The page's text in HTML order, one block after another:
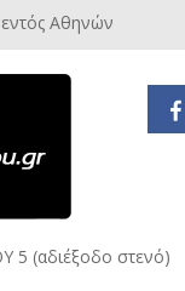
Αθηνών
(αδιέξοδο στενό)